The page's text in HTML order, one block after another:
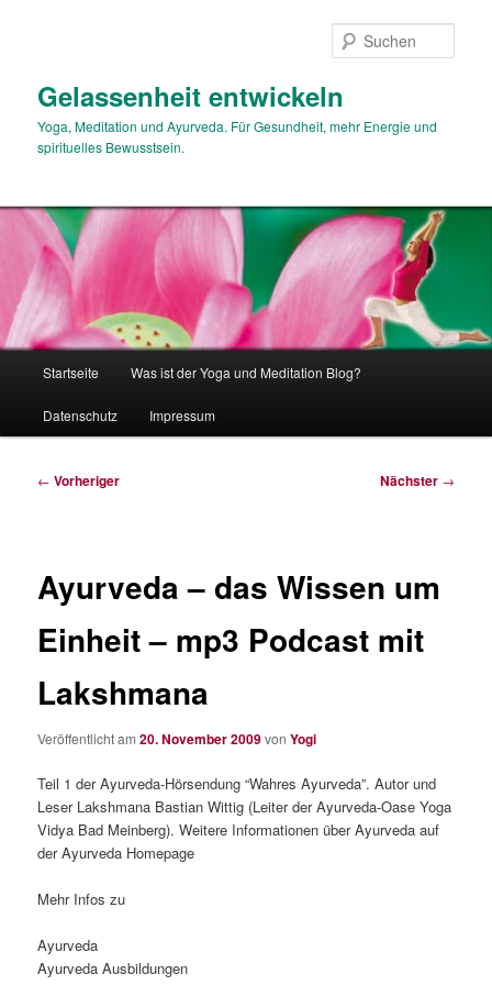
Gelassenheit entwickeln
Yoga, Meditation und Ayurveda. Für Gesundheit, mehr Energie und
spirituelles Bewusstsein.
Startseite Was ist der Yoga und Meditation Blog?
Datenschutz Impressum
Beitragsnavigation
← Vorheriger Nächster →
Ayurveda – das Wissen um
Einheit – mp3 Podcast mit
Lakshmana
Veröffentlicht am20. November 2009vonYogi
Teil 1 der Ayurveda-Hörsendung “Wahres Ayurveda”. Autor und
Leser Lakshmana Bastian Wittig (Leiter der Ayurveda-Oase Yoga
Vidya Bad Meinberg). Weitere Informationen über Ayurveda auf
der Ayurveda Homepage
Mehr Infos zu
Ayurveda
Ayurveda Ausbildungen